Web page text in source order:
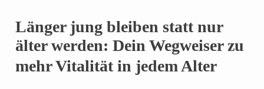
Länger jung bleiben statt nur
älter werden: Dein Wegweiser zu
mehr Vitalität in jedem Alter